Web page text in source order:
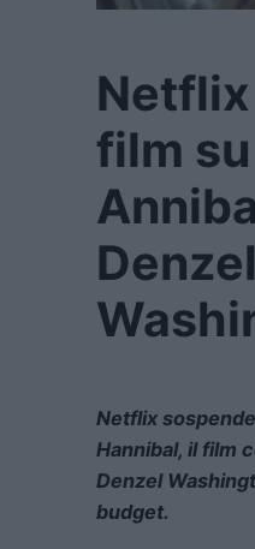
film su
Denzel
Netflix
Hannibal, il film
Denzel
budget.